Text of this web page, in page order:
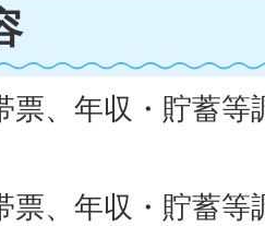
票、年収・貯蓄
票、年収・貯蓄等